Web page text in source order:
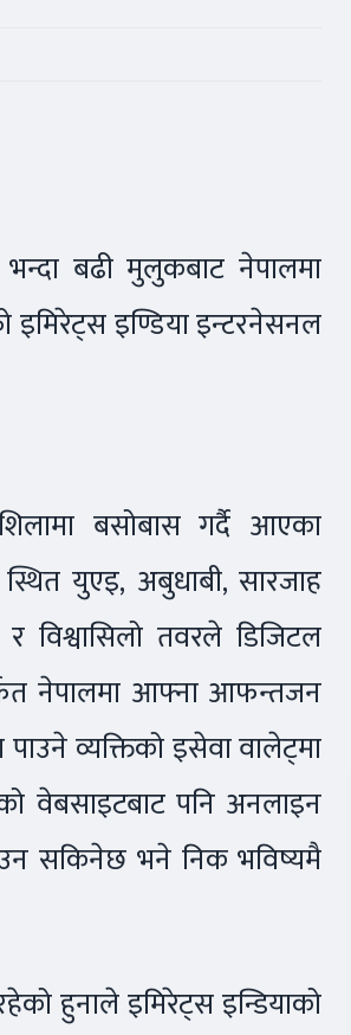
बढी मुलुकबाट नेपालमा
इमिरेट्स इण्डिया इन्टरनेसनल
बसोबास गर्दै आएका
युएइ, अबुधाबी, सारजाह
विश्वासिलो तवरले डिजिटल
नेपालमा आफ्ना आफन्तजन
व्यक्तिको इसेवा वालेट्मा
वेबसाइटबाट पनि अनलाइन
सकिनेछ भने निक भविष्यमै
हुनाले इमिरेट्स इन्डियाको